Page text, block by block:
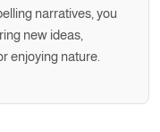
narratives, you
new ideas,
enjoying nature.